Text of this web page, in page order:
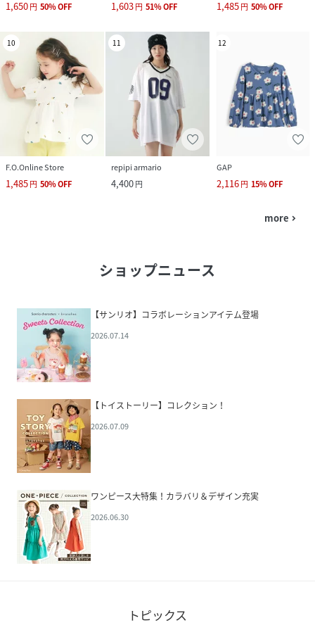
1,650円 50%OFF 1,603円 51%OFF 1,485円 50%OFF
10
F.O.Online Store
1,485円 50%OFF
11
repipi armario
4,400円
12
GAP
2,116円 15%OFF
more navigate_next
ショップニュース
【サンリオ】コラボレーションアイテム登場
2026.07.14
【トイストーリー】コレクション！
2026.07.09
ワンピース大特集！カラバリ＆デザイン充実
2026.06.30
トピックス